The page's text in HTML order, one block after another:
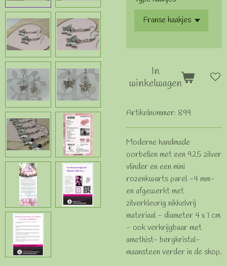
In
winkelwagen
Artikelnummer: 899
Moderne handmade
oorbellen met een 925 zilver
vlinder en een mini
rozenkwarts parel -4 mm-
en afgewerkt met
zilverkleurig nikkelvrij
materiaal - diameter 4 x 1 cm
- ook verkrijgbaar met
amethist- bergkristal-
maansteen verder in de shop.